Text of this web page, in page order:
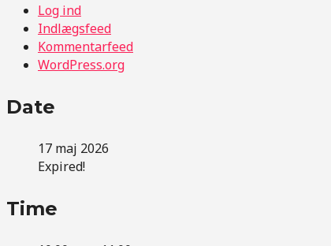
Log ind
Indlægsfeed
Kommentarfeed
WordPress.org
Date
17 maj 2026
Expired!
Time